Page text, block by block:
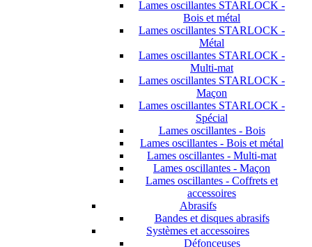
Lames oscillantes STARLOCK -
Bois et métal
Lames oscillantes STARLOCK -
Métal
Lames oscillantes STARLOCK -
Multi-mat
Lames oscillantes STARLOCK -
Maçon
Lames oscillantes STARLOCK -
Spécial
Lames oscillantes - Bois
Lames oscillantes - Bois et métal
Lames oscillantes - Multi-mat
Lames oscillantes - Maçon
Lames oscillantes - Coffrets et
accessoires
Abrasifs
Bandes et disques abrasifs
Systèmes et accessoires
Défonceuses